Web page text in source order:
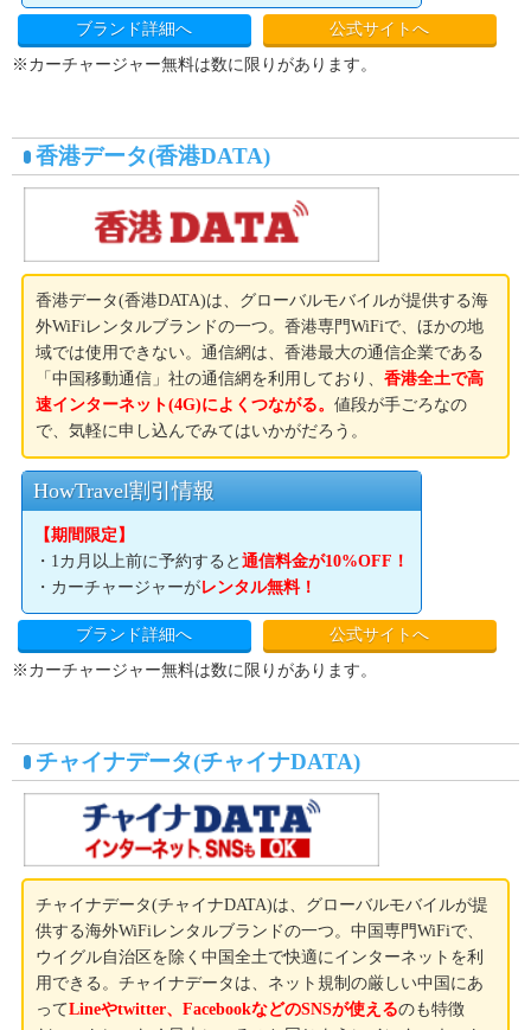
ブランド詳細へ
公式サイトへ
※カーチャージャー無料は数に限りがあります。
香港データ(香港DATA)
香港データ(香港DATA)は、グローバルモバイルが提供する海
外WiFiレンタルブランドの一つ。香港専門WiFiで、ほかの地
域では使用できない。通信網は、香港最大の通信企業である
「中国移動通信」社の通信網を利用しており、香港全土で高
速インターネット(4G)によくつながる。値段が手ごろなの
で、気軽に申し込んでみてはいかがだろう。
HowTravel割引情報
【期間限定】
・1カ月以上前に予約すると通信料金が10%OFF！
・カーチャージャーがレンタル無料！
ブランド詳細へ
公式サイトへ
※カーチャージャー無料は数に限りがあります。
チャイナデータ(チャイナDATA)
チャイナデータ(チャイナDATA)は、グローバルモバイルが提
供する海外WiFiレンタルブランドの一つ。中国専門WiFiで、
ウイグル自治区を除く中国全土で快適にインターネットを利
用できる。チャイナデータは、ネット規制の厳しい中国にあ
ってLineやtwitter、FacebookなどのSNSが使えるのも特徴